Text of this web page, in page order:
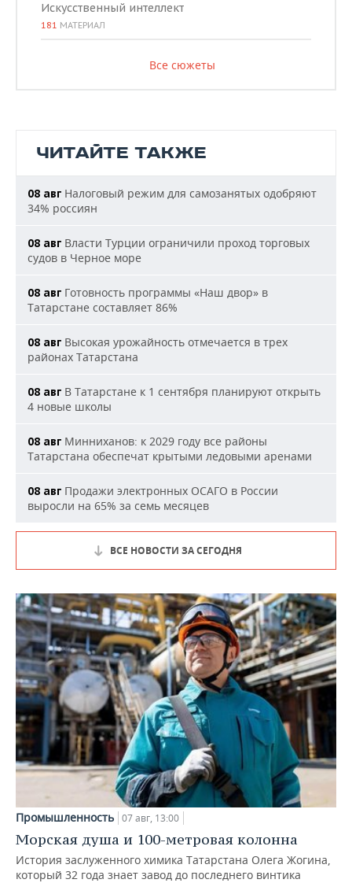
Искусственный интеллект
181 МАТЕРИАЛ
Все сюжеты
ЧИТАЙТЕ ТАКЖЕ
08 авг Налоговый режим для самозанятых одобряют
34% россиян
08 авг Власти Турции ограничили проход торговых
судов в Черное море
08 авг Готовность программы «Наш двор» в
Татарстане составляет 86%
08 авг Высокая урожайность отмечается в трех
районах Татарстана
08 авг В Татарстане к 1 сентября планируют открыть
4 новые школы
08 авг Минниханов: к 2029 году все районы
Татарстана обеспечат крытыми ледовыми аренами
08 авг Продажи электронных ОСАГО в России
выросли на 65% за семь месяцев
ВСЕ НОВОСТИ ЗА СЕГОДНЯ
Промышленность 07 авг, 13:00
Морская душа и 100-метровая колонна
История заслуженного химика Татарстана Олега Жогина,
который 32 года знает завод до последнего винтика